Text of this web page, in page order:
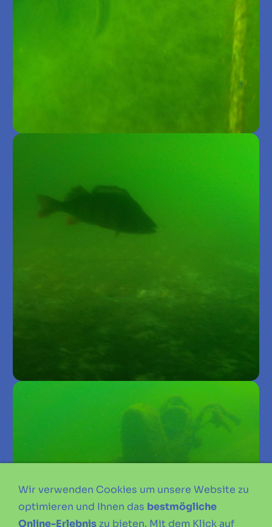
Wir verwenden Cookies um unsere Website zu
optimieren und Ihnen das bestmögliche
Online-Erlebnis zu bieten. Mit dem Klick auf